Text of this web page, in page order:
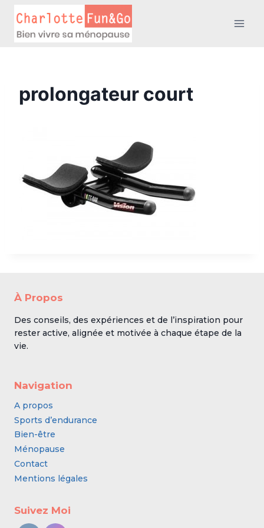
contenu
prolongateur court
À Propos
Des conseils, des expériences et de l’inspiration pour
rester active, alignée et motivée à chaque étape de la
vie.
Navigation
A propos
Sports d’endurance
Bien-être
Ménopause
Contact
Mentions légales
Suivez Moi